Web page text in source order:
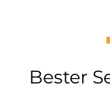
Bester